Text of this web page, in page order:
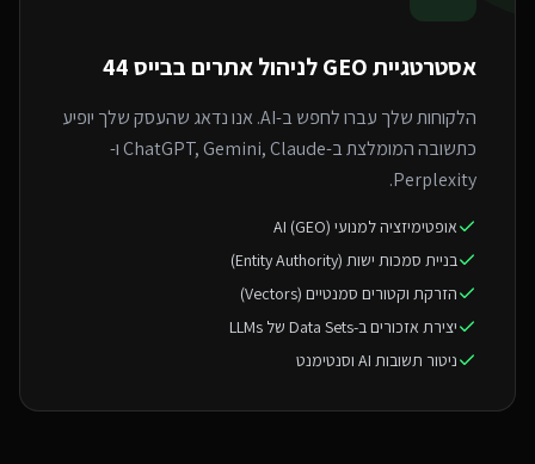
אסטרטגיית GEO ל ניהול אתרים בבייס 44
הלקוחות שלך עברו לחפש ב-AI. אנו נדאג שהעסק שלך יופיע
כתשובה המומלצת ב-ChatGPT, Gemini, Claude ו-
Perplexity.
אופטימיזציה למנועי AI (GEO)
בניית סמכות ישות (Entity Authority)
הזרקת וקטורים סמנטיים (Vectors)
יצירת אזכורים ב-Data Sets של LLMs
ניטור תשובות AI וסנטימנט